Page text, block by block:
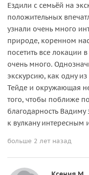
Ездили с семьёй на
положительных
узнали очень много
природе, коренном
посетить все локации
очень много.
экскурсию, как одну
Тейде и окружающая
того, чтобы поближе
благодарность Вадиму
к вулкану интересным
больше 2 лет назад